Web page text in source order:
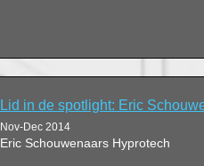
Lid in de spotlight: Eric
Nov-Dec 2014
Eric Schouwenaars Hyprotech